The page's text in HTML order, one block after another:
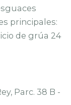
principales:
de grúa 24
Parc. 38 B -